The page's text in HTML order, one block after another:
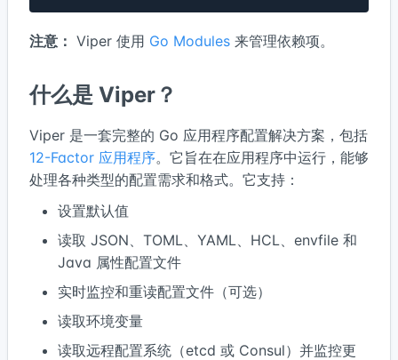
注意： Viper 使用 Go Modules 来管理依赖项。
什么是 Viper？
Viper 是一套完整的 Go 应用程序配置解决方案，包括
12-Factor 应用程序。它旨在在应用程序中运行，能够
处理各种类型的配置需求和格式。它支持：
设置默认值
读取 JSON、TOML、YAML、HCL、envfile 和
Java 属性配置文件
实时监控和重读配置文件（可选）
读取环境变量
读取远程配置系统（etcd 或 Consul）并监控更